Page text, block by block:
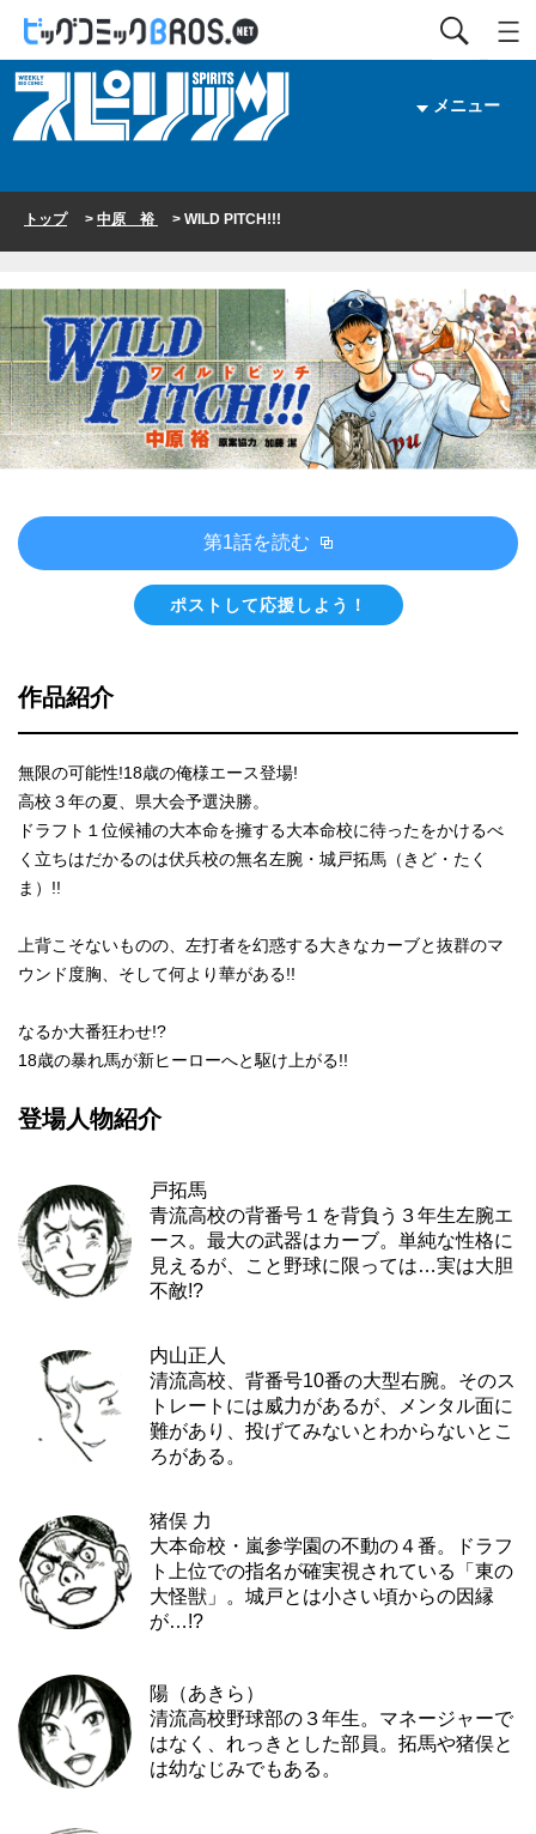
メニュー
トップ> 中原 裕 > WILD PITCH!!!
第1話を読む
ポストして応援しよう！
作品紹介
無限の可能性!18歳の俺様エース登場!
高校３年の夏、県大会予選決勝。
ドラフト１位候補の大本命を擁する大本命校に待ったをかけるべ
く立ちはだかるのは伏兵校の無名左腕・城戸拓馬（きど・たく
ま）!!
上背こそないものの、左打者を幻惑する大きなカーブと抜群のマ
ウンド度胸、そして何より華がある!!
なるか大番狂わせ!?
18歳の暴れ馬が新ヒーローへと駆け上がる!!
登場人物紹介
戸拓馬
青流高校の背番号１を背負う３年生左腕エ
ース。最大の武器はカーブ。単純な性格に
見えるが、こと野球に限っては…実は大胆
不敵!?
内山正人
清流高校、背番号10番の大型右腕。そのス
トレートには威力があるが、メンタル面に
難があり、投げてみないとわからないとこ
ろがある。
猪俣 力
大本命校・嵐参学園の不動の４番。ドラフ
ト上位での指名が確実視されている「東の
大怪獣」。城戸とは小さい頃からの因縁
が…!?
陽（あきら）
清流高校野球部の３年生。マネージャーで
はなく、れっきとした部員。拓馬や猪俣と
は幼なじみでもある。